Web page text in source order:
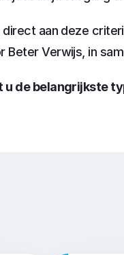
direct aan deze
Beter Verwijs, in
u de belangrijkste